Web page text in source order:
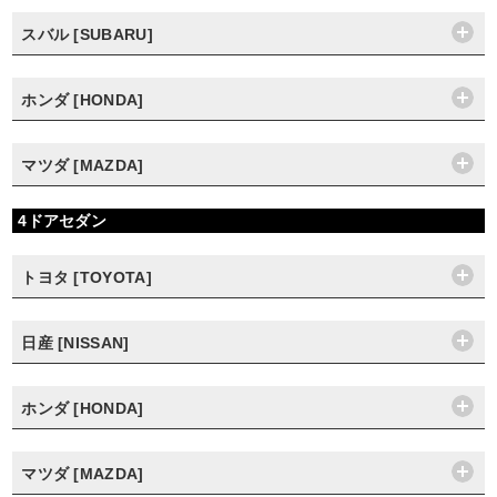
スバル [SUBARU]
ホンダ [HONDA]
マツダ [MAZDA]
4ドアセダン
トヨタ [TOYOTA]
日産 [NISSAN]
ホンダ [HONDA]
マツダ [MAZDA]